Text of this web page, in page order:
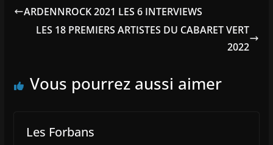
ARDENNROCK 2021 LES 6 INTERVIEWS
LES 18 PREMIERS ARTISTES DU CABARET VERT
2022
Vous pourrez aussi aimer
Les Forbans